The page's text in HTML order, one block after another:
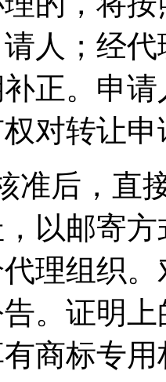
人；经
正。申
权对转让
准后，直
，以邮寄
理组织
。证明
有商标专